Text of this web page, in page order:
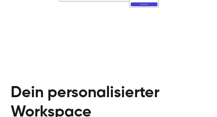
Dein personalisierter
Workspace